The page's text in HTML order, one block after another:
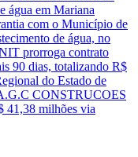
água em Mariana
com o Município de
de água, no
prorroga contrato
90 dias, totalizando R$
do Estado de
CONSTRUCOES
milhões via